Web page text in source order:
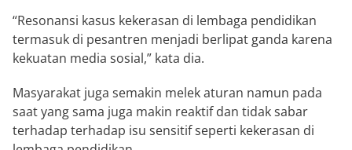
“Resonansi kasus kekerasan di lembaga pendidikan
termasuk di pesantren menjadi berlipat ganda karena
kekuatan media sosial,” kata dia.
Masyarakat juga semakin melek aturan namun pada
saat yang sama juga makin reaktif dan tidak sabar
terhadap terhadap isu sensitif seperti kekerasan di